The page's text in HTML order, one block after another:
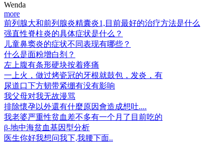
Wenda
more
前列腺大和前列腺炎精囊炎1,目前最好的治疗方法是什么
强直性脊柱炎的具体症状是什么？
儿童鼻窦炎的症状不同表现有哪些？
什么是面粉增白剂？
左上腹有条形硬块按着疼痛
一上火，做过烤瓷冠的牙根就鼓包，发炎，有
尿道口下方韧带紧绷有没有影响
我父母对我无故漫骂
排除懷孕以外還有什麼原因會造成想吐....
我老婆严重性贫血差不多有一个月了目前吃的
β-地中海贫血基因型分析
医生你好我想问我下,我腰下面..